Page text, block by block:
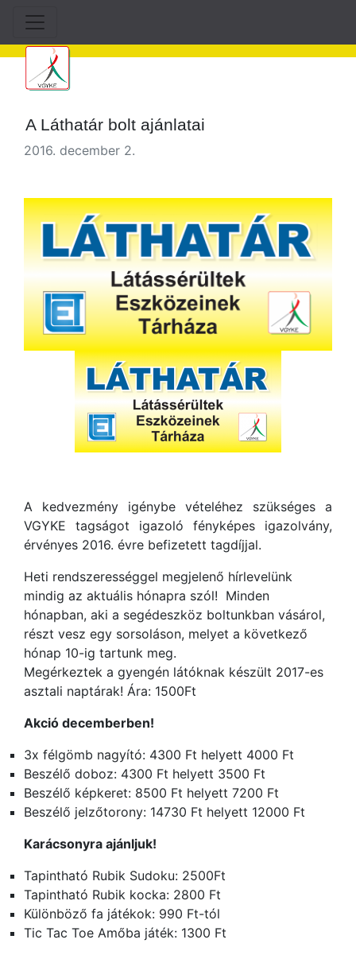
A Láthatár bolt ajánlatai
2016. december 2.
A kedvezmény igénybe vételéhez szükséges a
VGYKE tagságot igazoló fényképes igazolvány,
érvényes 2016. évre befizetett tagdíjjal.
Heti rendszerességgel megjelenő hírlevelünk
mindig az aktuális hónapra szól! Minden
hónapban, aki a segédeszköz boltunkban vásárol,
részt vesz egy sorsoláson, melyet a következő
hónap 10-ig tartunk meg.
Megérkeztek a gyengén látóknak készült 2017-es
asztali naptárak! Ára: 1500Ft
Akció decemberben!
3x félgömb nagyító: 4300 Ft helyett 4000 Ft
Beszélő doboz: 4300 Ft helyett 3500 Ft
Beszélő képkeret: 8500 Ft helyett 7200 Ft
Beszélő jelzőtorony: 14730 Ft helyett 12000 Ft
Karácsonyra ajánljuk!
Tapintható Rubik Sudoku: 2500Ft
Tapintható Rubik kocka: 2800 Ft
Különböző fa játékok: 990 Ft-tól
Tic Tac Toe Amőba játék: 1300 Ft